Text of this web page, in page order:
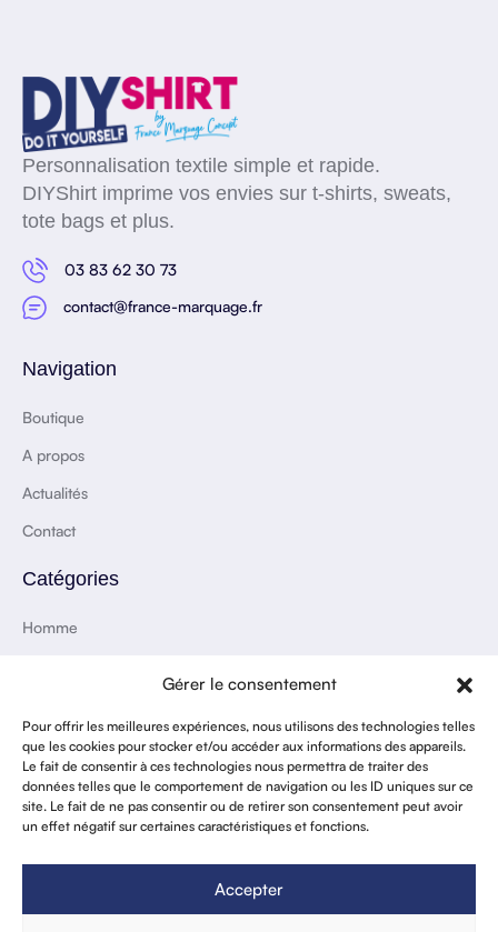
Gérer le consentement
Pour offrir les meilleures expériences, nous utilisons des technologies telles
que les cookies pour stocker et/ou accéder aux informations des appareils.
Le fait de consentir à ces technologies nous permettra de traiter des
données telles que le comportement de navigation ou les ID uniques sur ce
site. Le fait de ne pas consentir ou de retirer son consentement peut avoir
un effet négatif sur certaines caractéristiques et fonctions.
Accepter
Personnalisation textile simple et rapide.
DIYShirt imprime vos envies sur t-shirts, sweats,
tote bags et plus.
03 83 62 30 73
contact@france-marquage.fr
Navigation
Boutique
A propos
Actualités
Contact
Catégories
Homme
Accessoires
Maison & Déco